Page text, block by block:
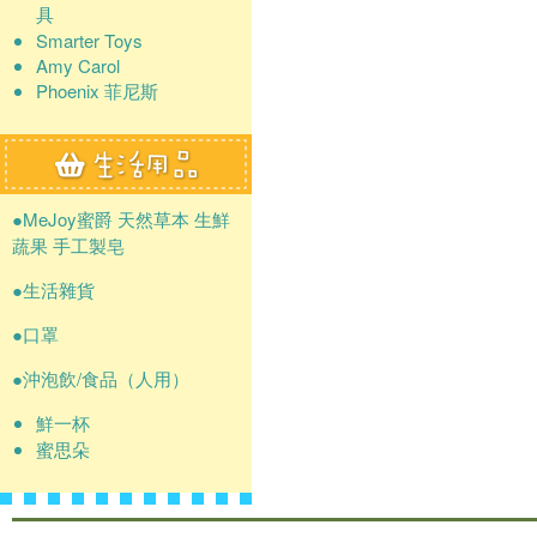
具
Smarter Toys
Amy Carol
Phoenix 菲尼斯
●MeJoy蜜爵 天然草本 生鮮
蔬果 手工製皂
●生活雜貨
●口罩
●沖泡飲/食品（人用）
鮮一杯
蜜思朵